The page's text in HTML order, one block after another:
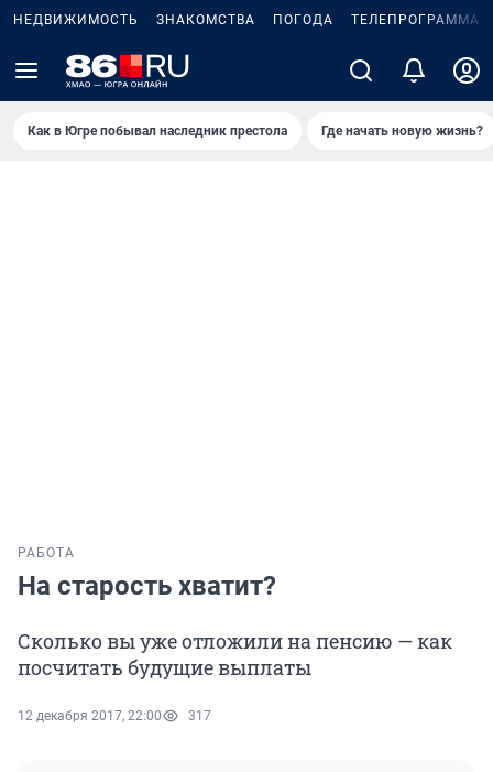
НЕДВИЖИМОСТЬ ЗНАКОМСТВА ПОГОДА ТЕЛЕПРОГРАММА
Как в Югре побывал наследник престола Где начать новую жизнь?
РАБОТА
На старость хватит?
Сколько вы уже отложили на пенсию — как
посчитать будущие выплаты
12 декабря 2017, 22:00 317